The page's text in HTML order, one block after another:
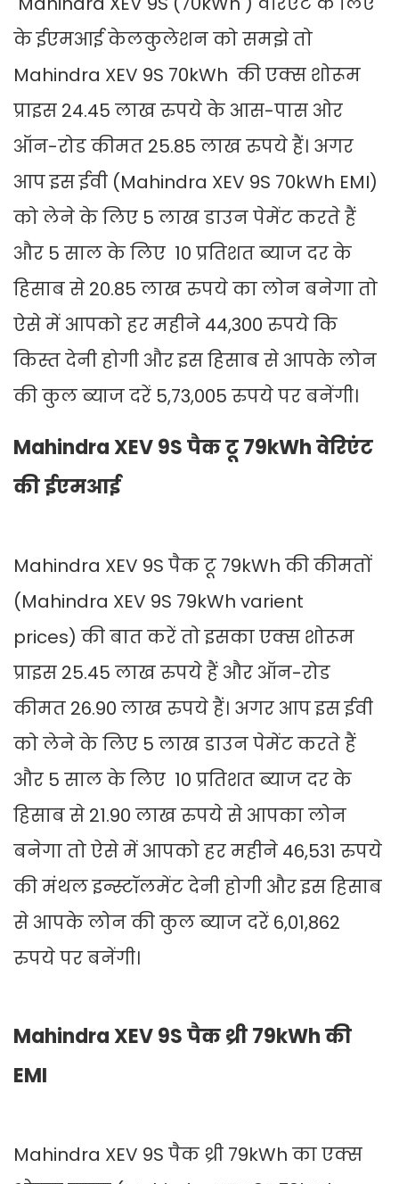
के ईएमआई केलकुलेशन को समझे तो
Mahindra XEV 9S 70kWh की एक्स शोरूम
प्राइस 24.45 लाख रुपये के आस-पास ओर
ऑन-रोड कीमत 25.85 लाख रुपये हैं। अगर
आप इस ईवी (Mahindra XEV 9S 70kWh EMI)
को लेने के लिए 5 लाख डाउन पेमेंट करते हैं
और 5 साल के लिए 10 प्रतिशत ब्याज दर के
हिसाब से 20.85 लाख रुपये का लोन बनेगा तो
ऐसे में आपको हर महीने 44,300 रुपये कि
किस्त देनी होगी और इस हिसाब से आपके लोन
की कुल ब्याज दरें 5,73,005 रुपये पर बनेंगी।
Mahindra XEV 9S पैक टू 79kWh वेरिएंट
की ईएमआई
Mahindra XEV 9S पैक टू 79kWh की कीमतों
(Mahindra XEV 9S 79kWh varient
prices) की बात करें तो इसका एक्स शोरूम
प्राइस 25.45 लाख रुपये हैं और ऑन-रोड
कीमत 26.90 लाख रुपये हैं। अगर आप इस ईवी
को लेने के लिए 5 लाख डाउन पेमेंट करते हैं
और 5 साल के लिए 10 प्रतिशत ब्याज दर के
हिसाब से 21.90 लाख रुपये से आपका लोन
बनेगा तो ऐसे में आपको हर महीने 46,531 रुपये
की मंथल इन्स्टॉलमेंट देनी होगी और इस हिसाब
से आपके लोन की कुल ब्याज दरें 6,01,862
रुपये पर बनेंगी।
Mahindra XEV 9S पैक थ्री 79kWh की
EMI
Mahindra XEV 9S पैक थ्री 79kWh का एक्स